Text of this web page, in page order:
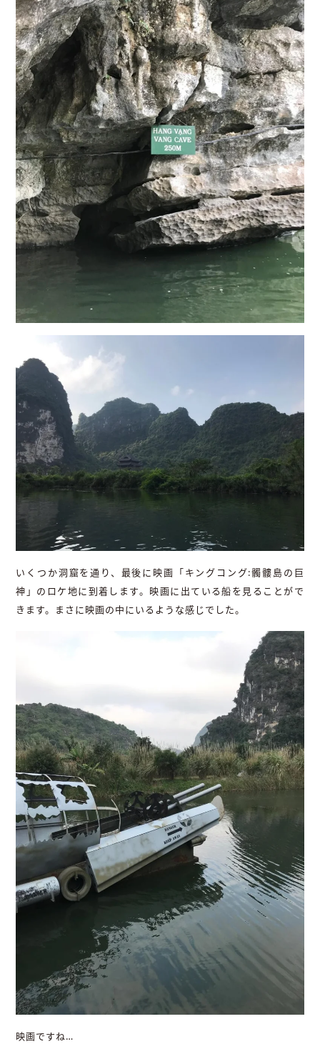
いくつか洞窟を通り、最後に映画「キングコング:髑髏島の巨
神」のロケ地に到着します。映画に出ている船を見ることがで
きます。まさに映画の中にいるような感じでした。
映画ですね…